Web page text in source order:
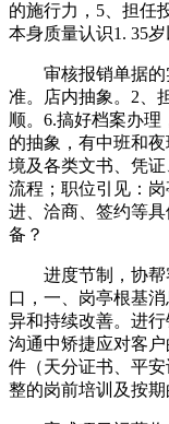
的施行力，5、担任
本身质量认识1. 35
审核报销单据的
准。店内抽象。2、
顺。6.搞好档案办理
的抽象，有中班和
境及各类文书、凭
流程；职位引见：岗
进、洽商、签约等
备？
进度节制，协帮
口，一、岗亭根基
异和持续改善。进
沟通中矫捷应对客
件（天分证书、平
整的岗前培训及按期